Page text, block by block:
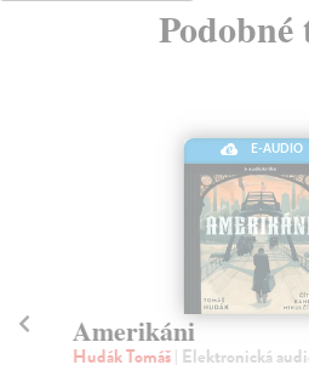
E-AUDIO
Amerikáni
Hudák Tomáš| Elektronická